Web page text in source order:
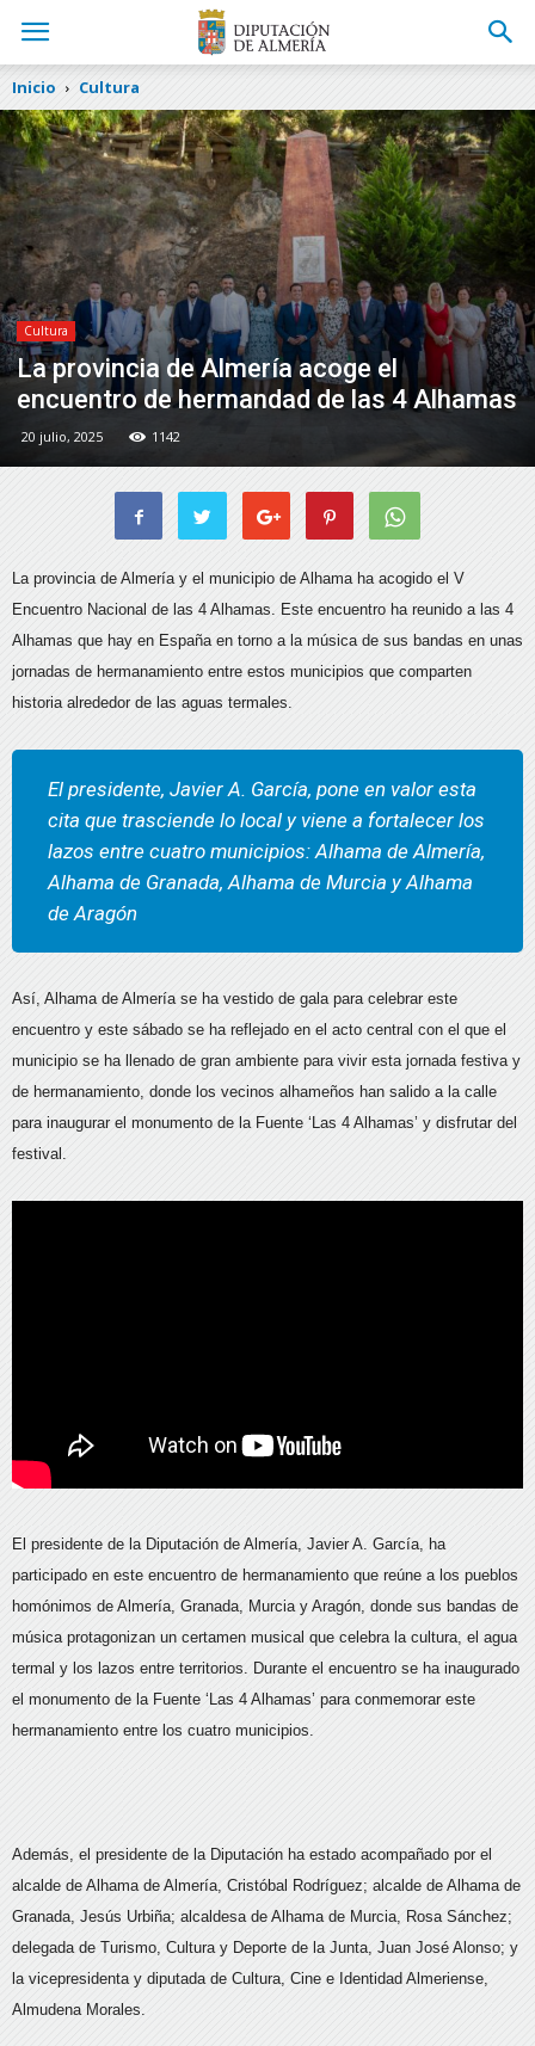
Inicio Cultura
Cultura
La provincia de Almería acoge el
encuentro de hermandad de las 4 Alhamas
20 julio, 2025 1142
La provincia de Almería y el municipio de Alhama ha acogido el V
Encuentro Nacional de las 4 Alhamas. Este encuentro ha reunido a las 4
Alhamas que hay en España en torno a la música de sus bandas en unas
jornadas de hermanamiento entre estos municipios que comparten
historia alrededor de las aguas termales.
El presidente, Javier A. García, pone en valor esta
cita que trasciende lo local y viene a fortalecer los
lazos entre cuatro municipios: Alhama de Almería,
Alhama de Granada, Alhama de Murcia y Alhama
de Aragón
Así, Alhama de Almería se ha vestido de gala para celebrar este
encuentro y este sábado se ha reflejado en el acto central con el que el
municipio se ha llenado de gran ambiente para vivir esta jornada festiva y
de hermanamiento, donde los vecinos alhameños han salido a la calle
para inaugurar el monumento de la Fuente ‘Las 4 Alhamas’ y disfrutar del
festival.
El presidente de la Diputación de Almería, Javier A. García, ha
participado en este encuentro de hermanamiento que reúne a los pueblos
homónimos de Almería, Granada, Murcia y Aragón, donde sus bandas de
música protagonizan un certamen musical que celebra la cultura, el agua
termal y los lazos entre territorios. Durante el encuentro se ha inaugurado
el monumento de la Fuente ‘Las 4 Alhamas’ para conmemorar este
hermanamiento entre los cuatro municipios.
Además, el presidente de la Diputación ha estado acompañado por el
alcalde de Alhama de Almería, Cristóbal Rodríguez; alcalde de Alhama de
Granada, Jesús Urbiña; alcaldesa de Alhama de Murcia, Rosa Sánchez;
delegada de Turismo, Cultura y Deporte de la Junta, Juan José Alonso; y
la vicepresidenta y diputada de Cultura, Cine e Identidad Almeriense,
Almudena Morales.